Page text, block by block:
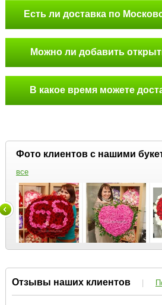
Есть ли доставка по
Можно ли добавить
В какое время можете
Фото клиентов с нашими
все
Отзывы наших клиентов |